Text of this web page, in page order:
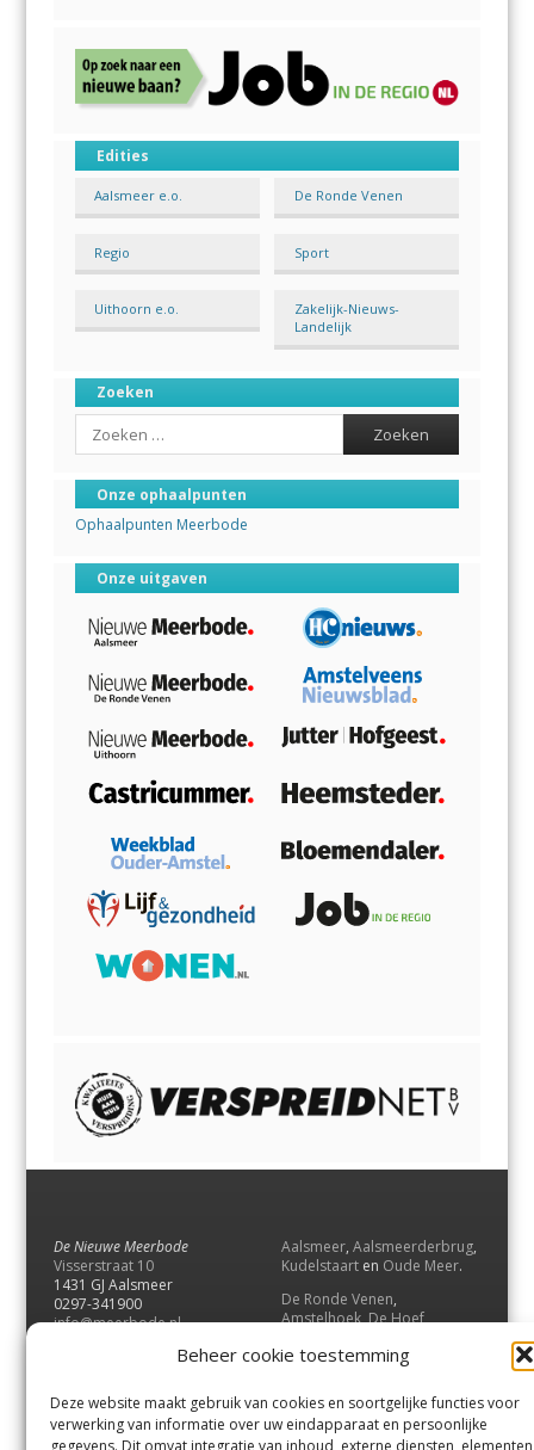
Beheer cookie toestemming
Deze website maakt gebruik van cookies en soortgelijke functies voor
verwerking van informatie over uw eindapparaat en persoonlijke
gegevens. Dit omvat integratie van inhoud, externe diensten, elementen
Edities
Aalsmeer e.o. De Ronde Venen
Regio Sport
Uithoorn e.o.
Zakelijk-Nieuws-
Landelijk
Zoeken
Search
Onze ophaalpunten
Ophaalpunten Meerbode
Onze uitgaven
De Nieuwe Meerbode
Visserstraat 10
1431 GJ Aalsmeer
0297-341900
info@meerbode.nl
Aalsmeer, Aalsmeerderbrug,
Kudelstaart en Oude Meer.
De Ronde Venen,
Amstelhoek,De Hoef,
Vrouwenakker,Waverveen
UithoornenDe Kwakel.